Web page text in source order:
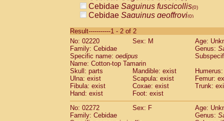
Cebidae Saguinus fuscicollis(0)
Cebidae Saguinus geoffroyi(0)
CebidaeSaguinus labiatus(0)
Cebidae Saguinus leucopus (0)
Cebidae
CebidaeSaguinus mystax
Cebidae Saguinus nigricollis (1)
Cebidae Saguinus oedipus
Cebidae Saguinus weddelli
Cebidae Saguinusspp.
Cebidae Aotus trivirgatus
Cebidae
Result-----------1 - 2 of 2
No: 02220
Sex: M
Age:
Family: Cebidae
Genus:
Specific name: oedipus
Name: Cotton-top Tamarin
Skull: parts
Mandible: exist
Ulna: exist
Scapula: exist
Femur:
Fibula: exist
Coxae: exist
Trunk:
Hand: exist
Foot: exist
No: 02272
Sex: F
Age:
Family: Cebidae
Genus: